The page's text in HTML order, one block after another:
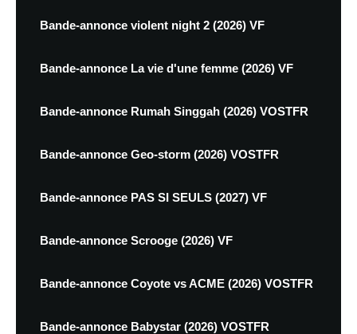
Bande-annonce violent night 2 (2026) VF
Bande-annonce La vie d'une femme (2026) VF
Bande-annonce Rumah Singgah (2026) VOSTFR
Bande-annonce Geo-storm (2026) VOSTFR
Bande-annonce PAS SI SEULS (2027) VF
Bande-annonce Scrooge (2026) VF
Bande-annonce Coyote vs ACME (2026) VOSTFR
Bande-annonce Babystar (2026) VOSTFR